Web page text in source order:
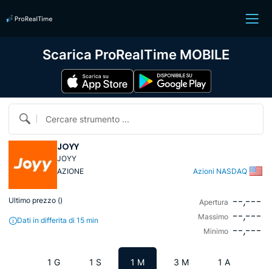
Cercare strumento ...
JOYY
JOYY
AZIONE
Azioni NASDAQ
Ultimo prezzo ()
Dati in differita di 15 min
Apertura --,---
Massimo --,---
Minimo --,---
1 G 1 S 1 M 3 M 1 A
Scarica ProRealTime MOBILE